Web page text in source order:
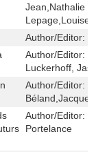
Jean,Nathalie
Lepage,Louise
Author/Editor:
Author/Editor:
Luckerhoff,
Author/Editor:
Author/Editor:
Portelance